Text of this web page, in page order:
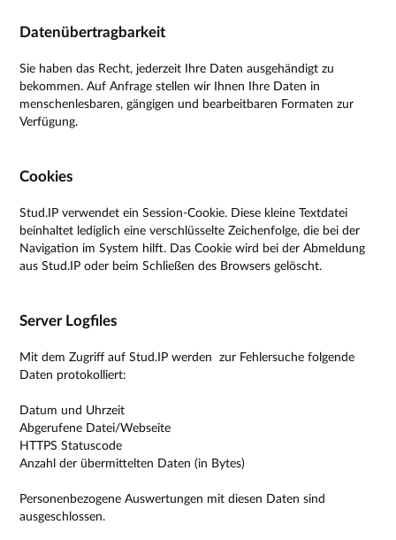
Datenübertragbarkeit
Sie haben das Recht, jederzeit Ihre Daten ausgehändigt zu
bekommen. Auf Anfrage stellen wir Ihnen Ihre Daten in
menschenlesbaren, gängigen und bearbeitbaren Formaten zur
Verfügung.
Cookies
Stud.IP verwendet ein Session-Cookie. Diese kleine Textdatei
beinhaltet lediglich eine verschlüsselte Zeichenfolge, die bei der
Navigation im System hilft. Das Cookie wird bei der Abmeldung
aus Stud.IP oder beim Schließen des Browsers gelöscht.
Server Logfiles
Mit dem Zugriff auf Stud.IP werden zur Fehlersuche folgende
Daten protokolliert:
Datum und Uhrzeit
Abgerufene Datei/Webseite
HTTPS Statuscode
Anzahl der übermittelten Daten (in Bytes)
Personenbezogene Auswertungen mit diesen Daten sind
ausgeschlossen.